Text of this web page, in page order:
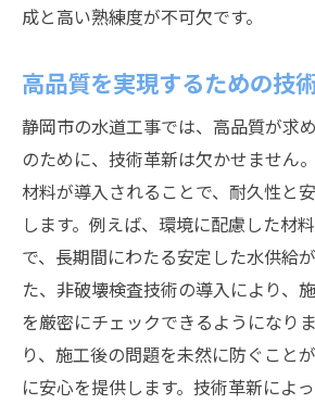
成と高い熟練度が不可欠です。
高品質を実現するための技
静岡市の水道工事では、高品質が求
のために、技術革新は欠かせません
材料が導入されることで、耐久性と
します。例えば、環境に配慮した材
で、長期間にわたる安定した水供給
た、非破壊検査技術の導入により、
を厳密にチェックできるようになり
り、施工後の問題を未然に防ぐこと
に安心を提供します。技術革新によ